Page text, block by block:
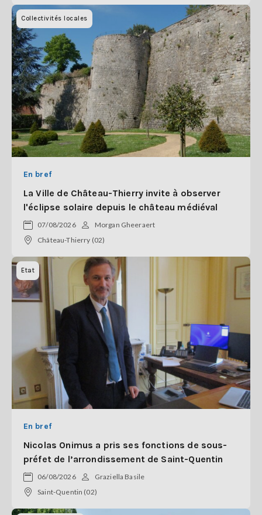
Collectivités locales
En bref
La Ville de Château-Thierry invite à observer
l'éclipse solaire depuis le château médiéval
07/08/2026
Morgan Gheeraert
Château-Thierry (02)
Etat
En bref
Nicolas Onimus a pris ses fonctions de sous-
préfet de l’arrondissement de Saint-Quentin
06/08/2026
Graziella Basile
Saint-Quentin (02)